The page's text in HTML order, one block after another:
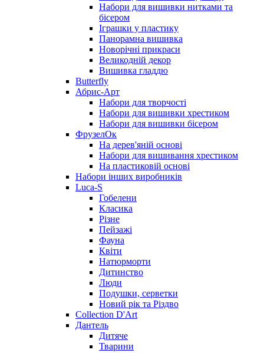
Набори для вишивки нитками та
бісером
Іграшки у пластику
Панорамна вишивка
Новорічні прикраси
Великодній декор
Вишивка гладдю
Butterfly
Абрис-Арт
Набори для творчості
Набори для вишивки хрестиком
Набори для вишивки бісером
ФрузелОк
На дерев'яній основі
Набори для вишивання хрестиком
На пластиковій основі
Набори інших виробників
Luca-S
Гобелени
Класика
Різне
Пейзажі
Фауна
Квіти
Натюрморти
Дитинство
Люди
Подушки, серветки
Новий рік та Різдво
Collection D'Art
Дантель
Дитяче
Тварини